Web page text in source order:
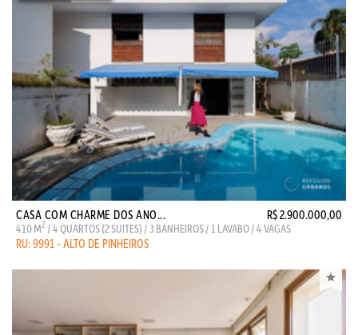
CASA COM CHARME DOS ANO... R$ 2.900.000,00
410 M2 / 4 QUARTOS (2 SUITES) / 3 BANHEIROS / 1 LAVABO / 4 VAGAS
RU: 9991 - ALTO DE PINHEIROS